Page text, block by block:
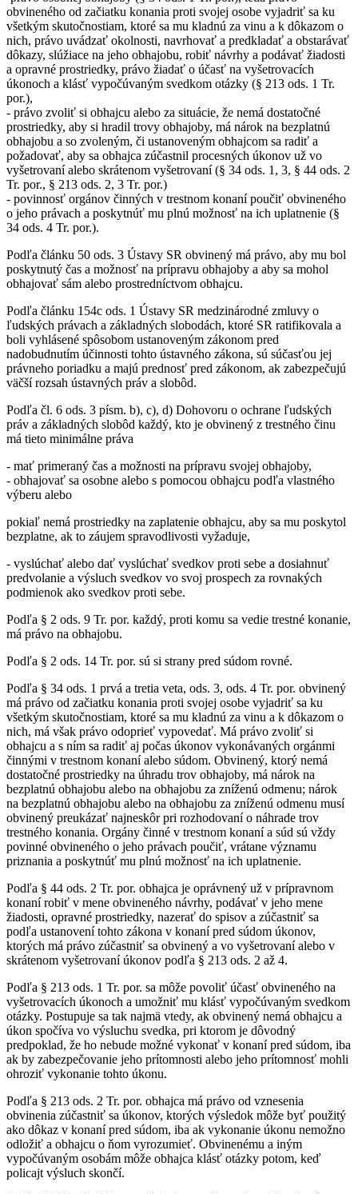
obvineného od začiatku konania proti svojej osobe vyjadriť sa ku
všetkým skutočnostiam, ktoré sa mu kladnú za vinu a k dôkazom o
nich, právo uvádzať okolnosti, navrhovať a predkladať a obstarávať
dôkazy, slúžiace na jeho obhajobu, robiť návrhy a podávať žiadosti
a opravné prostriedky, právo žiadať o účasť na vyšetrovacích
úkonoch a klásť vypočúvaným svedkom otázky (§ 213 ods. 1 Tr.
por.),
- právo zvoliť si obhajcu alebo za situácie, že nemá dostatočné
prostriedky, aby si hradil trovy obhajoby, má nárok na bezplatnú
obhajobu a so zvoleným, či ustanoveným obhajcom sa radiť a
požadovať, aby sa obhajca zúčastnil procesných úkonov už vo
vyšetrovaní alebo skrátenom vyšetrovaní (§ 34 ods. 1, 3, § 44 ods. 2
Tr. por., § 213 ods. 2, 3 Tr. por.)
- povinnosť orgánov činných v trestnom konaní poučiť obvineného
o jeho právach a poskytnúť mu plnú možnosť na ich uplatnenie (§
34 ods. 4 Tr. por.).
Podľa článku 50 ods. 3 Ústavy SR obvinený má právo, aby mu bol
poskytnutý čas a možnosť na prípravu obhajoby a aby sa mohol
obhajovať sám alebo prostredníctvom obhajcu.
Podľa článku 154c ods. 1 Ústavy SR medzinárodné zmluvy o
ľudských právach a základných slobodách, ktoré SR ratifikovala a
boli vyhlásené spôsobom ustanoveným zákonom pred
nadobudnutím účinnosti tohto ústavného zákona, sú súčasťou jej
právneho poriadku a majú prednosť pred zákonom, ak zabezpečujú
väčší rozsah ústavných práv a slobôd.
Podľa čl. 6 ods. 3 písm. b), c), d) Dohovoru o ochrane ľudských
práv a základných slobôd každý, kto je obvinený z trestného činu
má tieto minimálne práva
- mať primeraný čas a možnosti na prípravu svojej obhajoby,
- obhajovať sa osobne alebo s pomocou obhajcu podľa vlastného
výberu alebo
pokiaľ nemá prostriedky na zaplatenie obhajcu, aby sa mu poskytol
bezplatne, ak to záujem spravodlivosti vyžaduje,
- vyslúchať alebo dať vyslúchať svedkov proti sebe a dosiahnuť
predvolanie a výsluch svedkov vo svoj prospech za rovnakých
podmienok ako svedkov proti sebe.
Podľa § 2 ods. 9 Tr. por. každý, proti komu sa vedie trestné konanie,
má právo na obhajobu.
Podľa § 2 ods. 14 Tr. por. sú si strany pred súdom rovné.
Podľa § 34 ods. 1 prvá a tretia veta, ods. 3, ods. 4 Tr. por. obvinený
má právo od začiatku konania proti svojej osobe vyjadriť sa ku
všetkým skutočnostiam, ktoré sa mu kladnú za vinu a k dôkazom o
nich, má však právo odoprieť vypovedať. Má právo zvoliť si
obhajcu a s ním sa radiť aj počas úkonov vykonávaných orgánmi
činnými v trestnom konaní alebo súdom. Obvinený, ktorý nemá
dostatočné prostriedky na úhradu trov obhajoby, má nárok na
bezplatnú obhajobu alebo na obhajobu za zníženú odmenu; nárok
na bezplatnú obhajobu alebo na obhajobu za zníženú odmenu musí
obvinený preukázať najneskôr pri rozhodovaní o náhrade trov
trestného konania. Orgány činné v trestnom konaní a súd sú vždy
povinné obvineného o jeho právach poučiť, vrátane významu
priznania a poskytnúť mu plnú možnosť na ich uplatnenie.
Podľa § 44 ods. 2 Tr. por. obhajca je oprávnený už v prípravnom
konaní robiť v mene obvineného návrhy, podávať v jeho mene
žiadosti, opravné prostriedky, nazerať do spisov a zúčastniť sa
podľa ustanovení tohto zákona v konaní pred súdom úkonov,
ktorých má právo zúčastniť sa obvinený a vo vyšetrovaní alebo v
skrátenom vyšetrovaní úkonov podľa § 213 ods. 2 až 4.
Podľa § 213 ods. 1 Tr. por. sa môže povoliť účasť obvineného na
vyšetrovacích úkonoch a umožniť mu klásť vypočúvaným svedkom
otázky. Postupuje sa tak najmä vtedy, ak obvinený nemá obhajcu a
úkon spočíva vo výsluchu svedka, pri ktorom je dôvodný
predpoklad, že ho nebude možné vykonať v konaní pred súdom, iba
ak by zabezpečovanie jeho prítomnosti alebo jeho prítomnosť mohli
ohroziť vykonanie tohto úkonu.
Podľa § 213 ods. 2 Tr. por. obhajca má právo od vznesenia
obvinenia zúčastniť sa úkonov, ktorých výsledok môže byť použitý
ako dôkaz v konaní pred súdom, iba ak vykonanie úkonu nemožno
odložiť a obhajcu o ňom vyrozumieť. Obvinenému a iným
vypočúvaným osobám môže obhajca klásť otázky potom, keď
policajt výsluch skončí.